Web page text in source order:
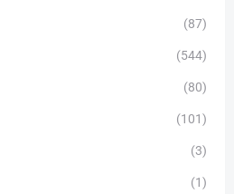
(87)
(544)
(80)
(101)
(3)
(1)